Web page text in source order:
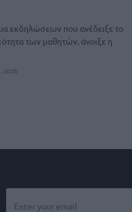
εκδηλώσεων που ανέδειξε το
των μαθητών, άνοιξε η
2026